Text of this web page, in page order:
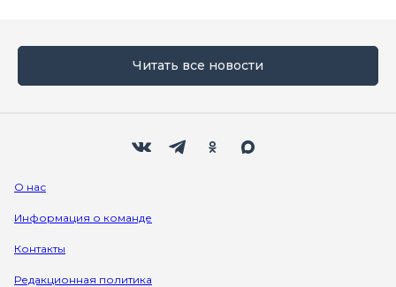
Читать все новости
О нас
Информация о команде
Контакты
Редакционная политика